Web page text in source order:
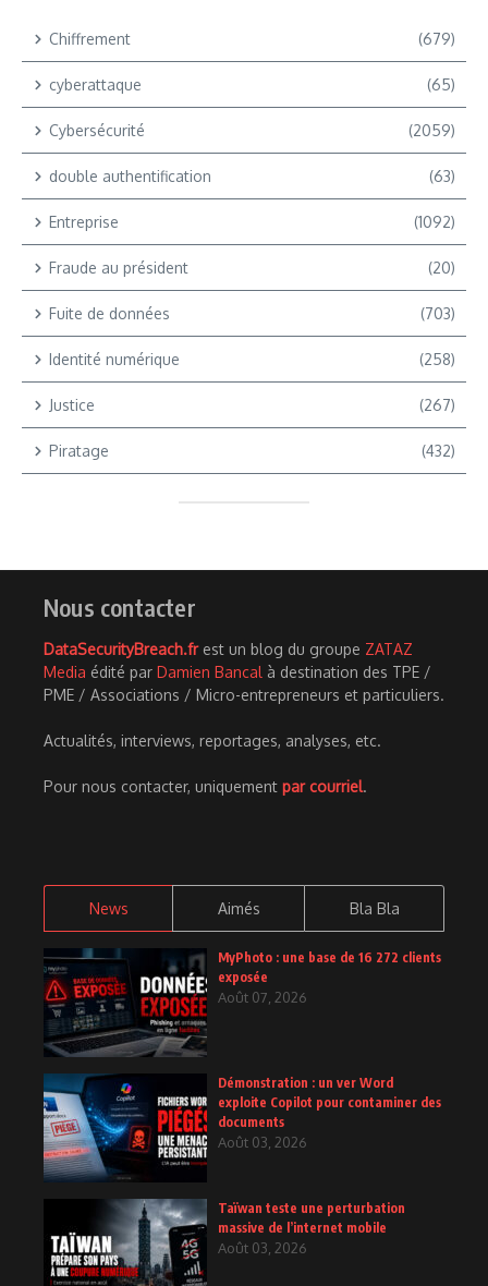
Chiffrement (679)
cyberattaque (65)
Cybersécurité (2059)
double authentification (63)
Entreprise (1092)
Fraude au président (20)
Fuite de données (703)
Identité numérique (258)
Justice (267)
Piratage (432)
Nous contacter
DataSecurityBreach.frest un blog du groupe ZATAZ
Media édité par Damien Bancal à destination des TPE /
PME / Associations / Micro-entrepreneurs et particuliers.
Actualités, interviews, reportages, analyses, etc.
Pour nous contacter, uniquement par courriel.
News Aimés Bla Bla
MyPhoto : une base de 16 272 clients
exposée
Août 07, 2026
Démonstration : un ver Word
exploite Copilot pour contaminer des
documents
Août 03, 2026
Taïwan teste une perturbation
massive de l’internet mobile
Août 03, 2026